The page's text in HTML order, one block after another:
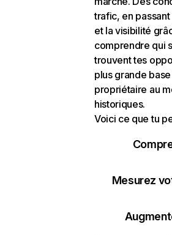
trafic, en
et la visibilité
comprendre qui
trouvent tes
plus grande
propriétaire au
historiques.
Voici ce que tu
Mesurez